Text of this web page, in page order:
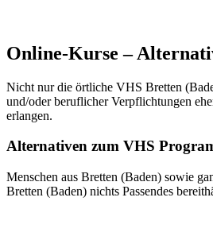
Online-Kurse –
Nicht nur die örtliche VHS Bretten
und/oder beruflicher Verpflichtungen
erlangen.
Alternativen zum VHS
Menschen aus Bretten (Baden) sowie
Bretten (Baden) nichts Passendes